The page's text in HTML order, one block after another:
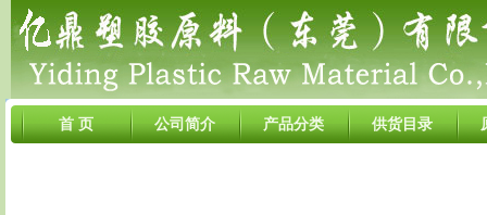
首 页 公司简介 产品分类 供货目录